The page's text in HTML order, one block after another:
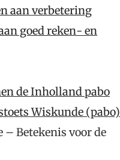
aan verbetering
goed reken- en
de Inholland pabo
Wiskunde (pabo)
Betekenis voor de